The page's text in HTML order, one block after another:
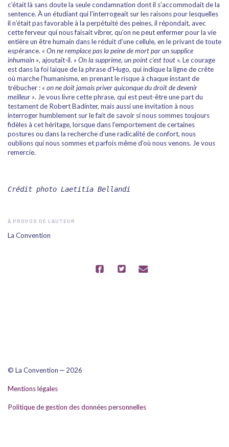
c’était là sans doute la seule condamnation dont il s’accommodait de la
sentence. À un étudiant qui l’interrogeait sur les raisons pour lesquelles
il n’était pas favorable à la perpétuité des peines, il répondait, avec
cette ferveur qui nous faisait vibrer, qu’on ne peut enfermer pour la vie
entière un être humain dans le réduit d’une cellule, en le privant de toute
espérance. « On ne remplace pas la peine de mort par un supplice
inhumain », ajoutait-il. « On la supprime, un point c’est tout ». Le courage
est dans la foi laïque de la phrase d’Hugo, qui indique la ligne de crête
où marche l’humanisme, en prenant le risque à chaque instant de
trébucher : « on ne doit jamais priver quiconque du droit de devenir
meilleur ». Je vous livre cette phrase, qui est peut-être une part du
testament de Robert Badinter, mais aussi une invitation à nous
interroger humblement sur le fait de savoir si nous sommes toujours
fidèles à cet héritage, lorsque dans l’emportement de certaines
postures ou dans la recherche d’une radicalité de confort, nous
oublions qui nous sommes et parfois même d’où nous venons. Je vous
remercie.
Crédit photo Laetitia Bellandi
À PROPOS DE L'AUTEUR
La Convention
© La Convention – 2026
Mentions légales
Politique de gestion des données personnelles